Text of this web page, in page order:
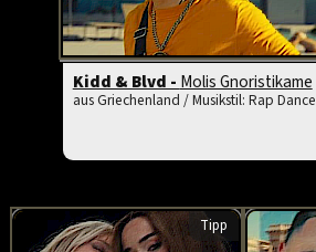
Kidd & Blvd - Molis Gnoristikame
aus Griechenland / Musikstil: Rap Dance
Tipp